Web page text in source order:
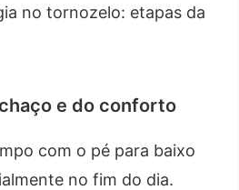
no tornozelo: etapas da
e do conforto
com o pé para baixo
no fim do dia.